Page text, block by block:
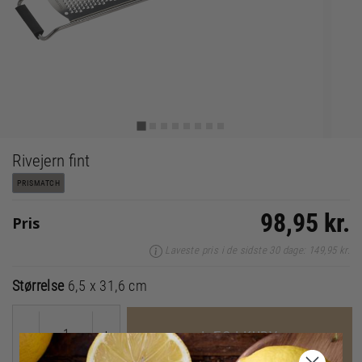
Rivejern fint
PRISMATCH
Pris 98,95 kr.
Laveste pris i de sidste 30 dage: 149,95 kr.
Størrelse 6,5 x 31,6 cm
- + LÆG I KURV